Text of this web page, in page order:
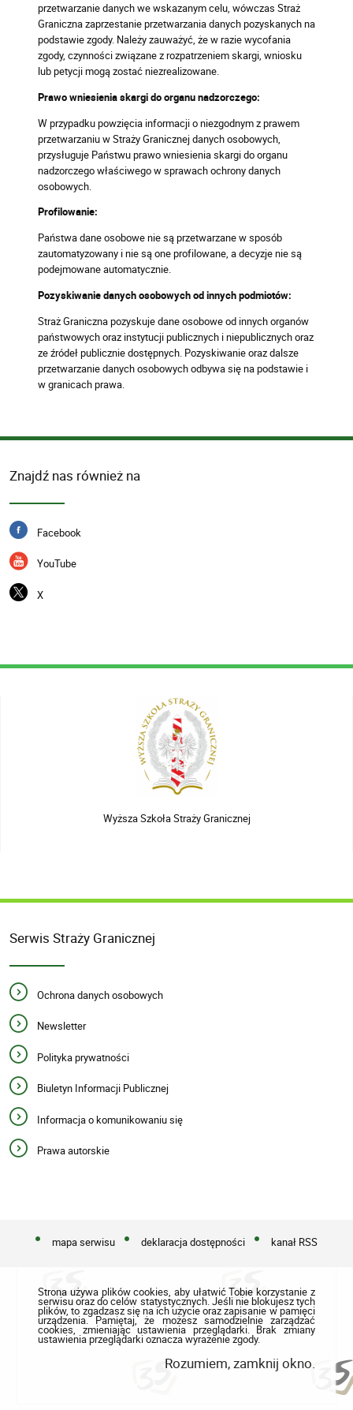
przetwarzanie danych we wskazanym celu, wówczas Straż
Graniczna zaprzestanie przetwarzania danych pozyskanych na
podstawie zgody. Należy zauważyć, że w razie wycofania
zgody, czynności związane z rozpatrzeniem skargi, wniosku
lub petycji mogą zostać niezrealizowane.
Prawo wniesienia skargi do organu nadzorczego:
W przypadku powzięcia informacji o niezgodnym z prawem
przetwarzaniu w Straży Granicznej danych osobowych,
przysługuje Państwu prawo wniesienia skargi do organu
nadzorczego właściwego w sprawach ochrony danych
osobowych.
Profilowanie:
Państwa dane osobowe nie są przetwarzane w sposób
zautomatyzowany i nie są one profilowane, a decyzje nie są
podejmowane automatycznie.
Pozyskiwanie danych osobowych od innych podmiotów:
Straż Graniczna pozyskuje dane osobowe od innych organów
państwowych oraz instytucji publicznych i niepublicznych oraz
ze źródeł publicznie dostępnych. Pozyskiwanie oraz dalsze
przetwarzanie danych osobowych odbywa się na podstawie i
w granicach prawa.
Znajdź nas również na
Facebook
YouTube
X
Wyższa Szkoła Straży Granicznej
Serwis Straży Granicznej
Ochrona danych osobowych
Newsletter
Polityka prywatności
Biuletyn Informacji Publicznej
Informacja o komunikowaniu się
Prawa autorskie
mapa serwisu deklaracja dostępności kanał RSS
Strona używa plików cookies, aby ułatwić Tobie korzystanie z
serwisu oraz do celów statystycznych. Jeśli nie blokujesz tych
plików, to zgadzasz się na ich użycie oraz zapisanie w pamięci
urządzenia. Pamiętaj, że możesz samodzielnie zarządzać
cookies, zmieniając ustawienia przeglądarki. Brak zmiany
ustawienia przeglądarki oznacza wyrażenie zgody.
Rozumiem, zamknij okno.